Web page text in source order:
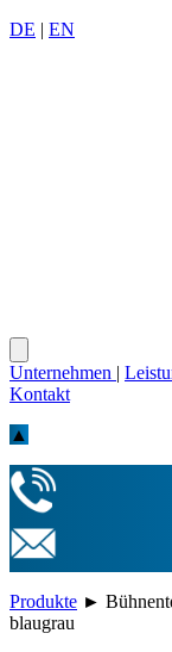
DE | EN
Unternehmen |
Kontakt
▲
Produkte ►
blaugrau